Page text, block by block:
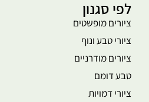
לפי סגנון
ציורים מופשטים
ציורי טבע ונוף
ציורים מודרניים
טבע דומם
ציורי דמויות